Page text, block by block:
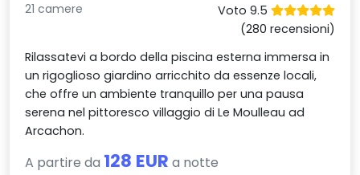
21 camere
Voto 9.5
(280 recensioni)
Rilassatevi a bordo della piscina esterna immersa in
un rigoglioso giardino arricchito da essenze locali,
che offre un ambiente tranquillo per una pausa
serena nel pittoresco villaggio di Le Moulleau ad
Arcachon.
A partire da 128 EUR a notte